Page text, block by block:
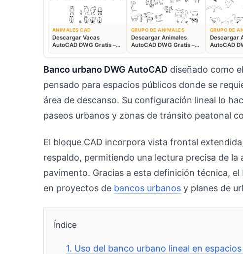
ANIMALES CAD
Descargar Vacas
AutoCAD DWG Gratis –
Bloques Ganaderos 2D
GRUPO DE ANIMALES
Descargar Animales
AutoCAD DWG Gratis –
Fauna 2D CAD
GRUPO DE
Descargar
AutoCAD
Bloques
Banco urbano DWG AutoCAD diseñado como
pensado para espacios públicos donde se
área de descanso. Su configuración lineal lo
paseos urbanos y zonas de tránsito peatonal
El bloque CAD incorpora vista frontal
respaldo, permitiendo una lectura precisa de
pavimento. Gracias a esta definición técnica,
en proyectos de bancos urbanos y planes de
Índice
1. Uso del banco urbano lineal en